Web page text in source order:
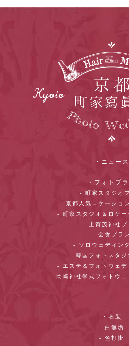
・ニュース
・フォトプ
- 町家スタジオ
- 京都人気ロケーショ
- 町家スタジオ＆ロケー
- 上賀茂神社プ
- 会食プラン
- ソロウェディン
- 韓国フォトスタジ
- エステ＆フォトウェデ
- 岡崎神社挙式フォトウェ
・衣装
- 白無垢
- 色打掛